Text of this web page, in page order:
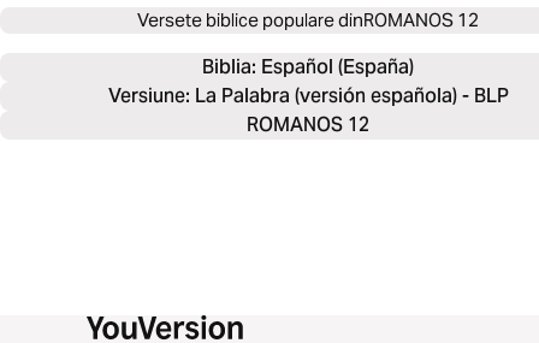
Versete biblice populare dinROMANOS 12
Biblia: Español (España)
Versiune: La Palabra (versión española) - BLP
ROMANOS 12